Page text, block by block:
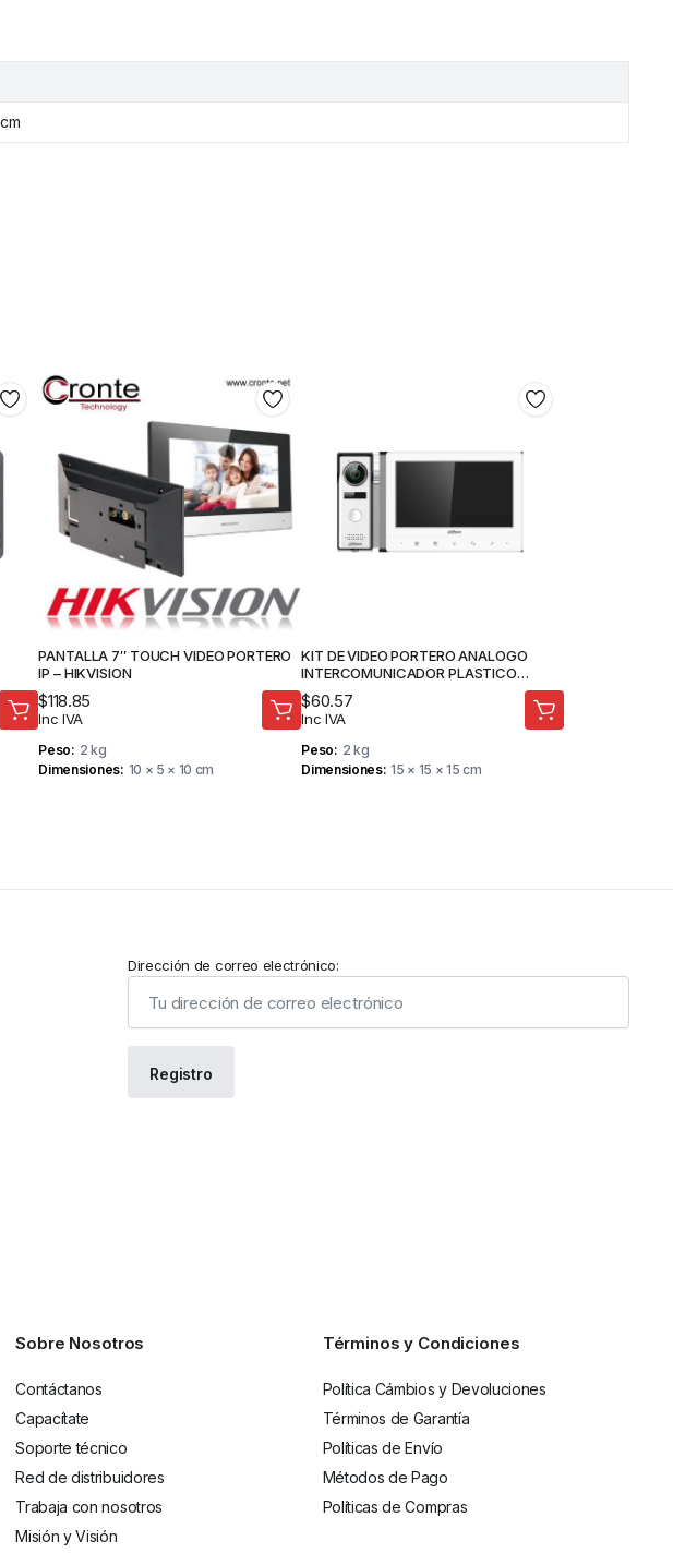
PANTALLA 7″ TOUCH VIDEO PORTERO
IP – HIKVISION
$118.85
Inc IVA
Peso
2 kg
Dimensiones 10 × 5 × 10 cm
KIT DE VIDEO PORTERO ANALOGO
INTERCOMUNICADOR PLASTICO
PANTALLA DE 7″ – DAHUA
$60.57
Inc IVA
Peso
2 kg
Dimensiones 15 × 15 × 15 cm
Dirección de correo electrónico:
Sobre Nosotros
Contáctanos
Capacítate
Soporte técnico
Red de distribuidores
Trabaja con nosotros
Misión y Visión
Términos y Condiciones
Política Cámbios y Devoluciones
Términos de Garantía
Políticas de Envío
Métodos de Pago
Políticas de Compras